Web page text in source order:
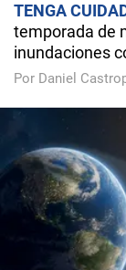
TENGA
temporada de
inundaciones
Por Daniel